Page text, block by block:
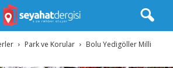
Park ve Korular
Bolu Yedigöller Milli